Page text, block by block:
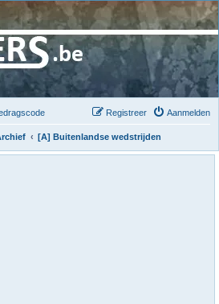
Aanmelden
Registreer
[A] Buitenlandse wedstrijden